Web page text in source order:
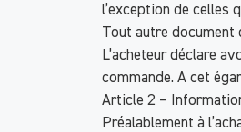
l’exception de celles
Tout autre document
L’acheteur déclare
commande. A cet
Article 2 –
Préalablement à